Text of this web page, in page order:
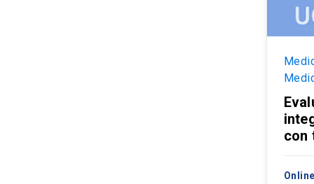
con